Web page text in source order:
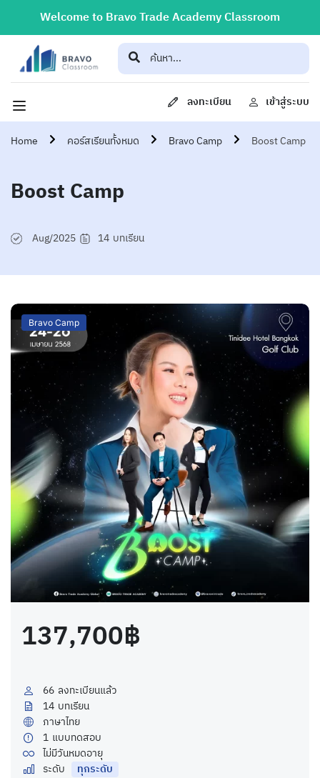
Welcome to Bravo Trade Academy Classroom
ลงทะเบียน เข้าสู่ระบบ
Home คอร์สเรียนทั้งหมด Bravo Camp Boost Camp
Boost Camp
Aug/2025 14 บทเรียน
Bravo Camp
137,700฿
66 ลงทะเบียนแล้ว
14 บทเรียน
ภาษาไทย
1 แบบทดสอบ
ไม่มีวันหมดอายุ
ระดับ
ทุกระดับ